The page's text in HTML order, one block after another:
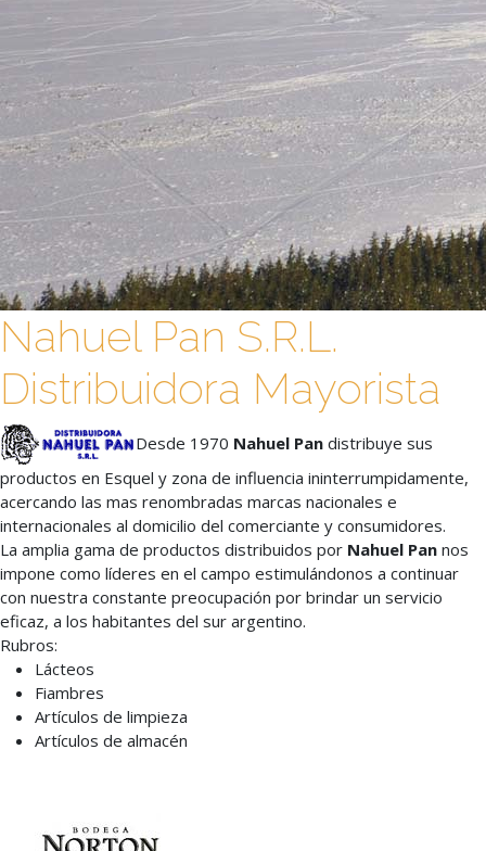
Nahuel Pan S.R.L.
Distribuidora Mayorista
Desde 1970 Nahuel Pan distribuye sus
productos en Esquel y zona de influencia ininterrumpidamente,
acercando las mas renombradas marcas nacionales e
internacionales al domicilio del comerciante y consumidores.
La amplia gama de productos distribuidos por Nahuel Pan nos
impone como líderes en el campo estimulándonos a continuar
con nuestra constante preocupación por brindar un servicio
eficaz, a los habitantes del sur argentino.
Rubros:
Lácteos
Fiambres
Artículos de limpieza
Artículos de almacén